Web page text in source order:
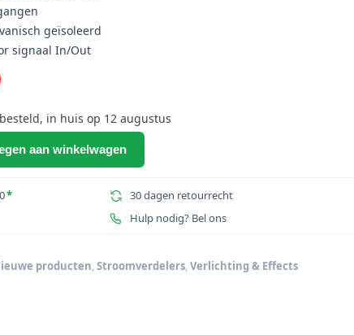
geïsoleerd
signaal In/Out
Huidige
is:
€90,79.
in huis op 12 augustus
aan winkelwagen
*
30 dagen retourrecht
Hulp nodig? Bel ons
producten Stroomverdelers, Verlichting & Effects